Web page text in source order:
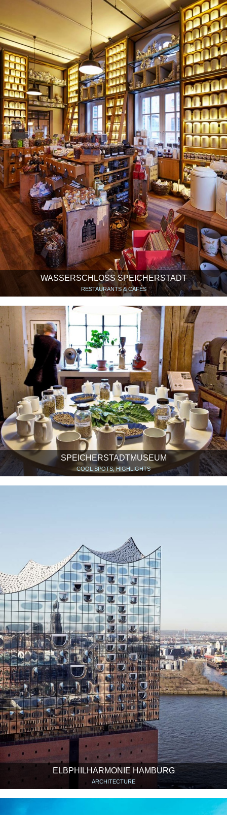
WASSERSCHLOSS SPEICHERSTADT
RESTAURANTS & CAFÉS
SPEICHERSTADTMUSEUM
COOL SPOTS, HIGHLIGHTS
ELBPHILHARMONIE HAMBURG
ARCHITECTURE